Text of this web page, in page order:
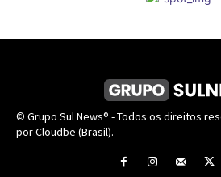
© Grupo Sul News® - Todos os direitos
por Cloudbe (Brasil).